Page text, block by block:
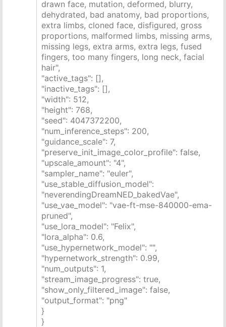
drawn face, mutation, deformed, blurry,
dehydrated, bad anatomy, bad proportions,
extra limbs, cloned face, disfigured, gross
proportions, malformed limbs, missing arms,
missing legs, extra arms, extra legs, fused
fingers, too many fingers, long neck, facial
hair",
"active_tags": [],
"inactive_tags": [],
"width": 512,
"height": 768,
"seed": 4047372200,
"num_inference_steps": 200,
"guidance_scale": 7,
"preserve_init_image_color_profile": false,
"upscale_amount": "4",
"sampler_name": "euler",
"use_stable_diffusion_model":
"neverendingDreamNED_bakedVae",
"use_vae_model": "vae-ft-mse-840000-ema-
pruned",
"use_lora_model": "Felix",
"lora_alpha": 0.6,
"use_hypernetwork_model": "",
"hypernetwork_strength": 0.99,
"num_outputs": 1,
"stream_image_progress": true,
"show_only_filtered_image": false,
"output_format": "png"
}
}